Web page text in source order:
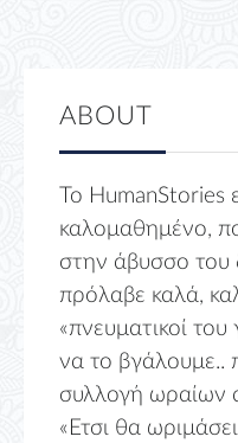
ABOUT
Το HumanStories
καλομαθημένο,
στην άβυσσο του
πρόλαβε καλά,
«πνευματικοί
να το βγάλουμε..
συλλογή ωραίων
«Ετσι θα